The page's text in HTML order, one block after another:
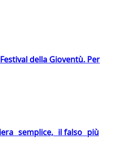
della Gioventù. Per
semplice, il falso più